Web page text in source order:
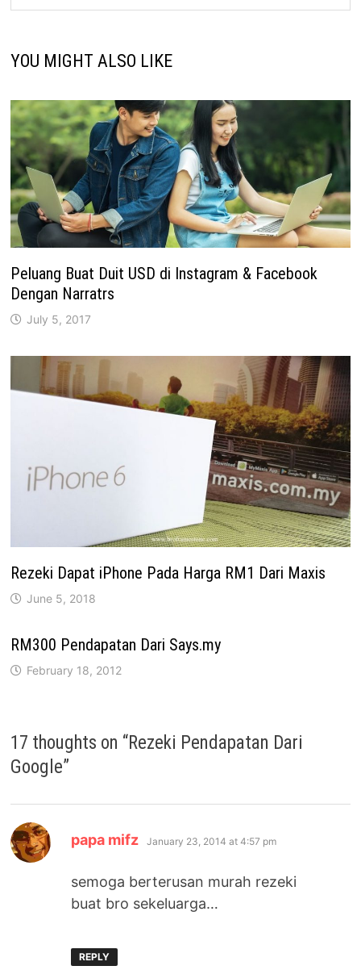
YOU MIGHT ALSO LIKE
Peluang Buat Duit USD di Instagram & Facebook
Dengan Narratrs
July 5, 2017
Rezeki Dapat iPhone Pada Harga RM1 Dari Maxis
June 5, 2018
RM300 Pendapatan Dari Says.my
February 18, 2012
17 thoughts on “Rezeki Pendapatan Dari
Google”
papa mifz says:
January 23, 2014 at 4:57 pm
semoga berterusan murah rezeki
buat bro sekeluarga…
REPLY